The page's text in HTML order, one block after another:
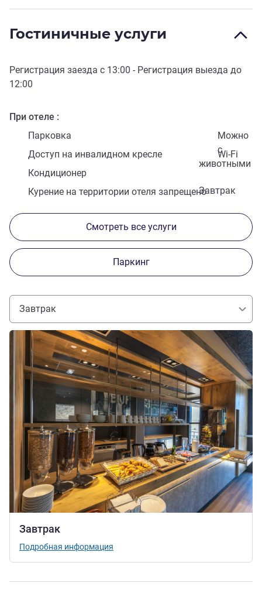
Гостиничные услуги
Регистрация заезда с 13:00 - Регистрация выезда до
12:00
При отеле
Парковка
Можно
с
животными
Доступ на инвалидном кресле
Wi-Fi
Кондиционер
Завтрак
Курение на территории отеля запрещено
Смотреть все услуги
Паркинг
Завтрак
Завтрак
Подробная информация
Подробная информация